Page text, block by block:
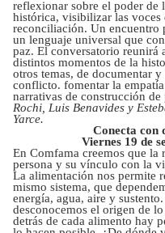
reflexionar sobre el poder de
histórica, visibilizar las
reconciliación. Un encuentro
un lenguaje universal que
paz. El conversatorio reunirá
distintos momentos de la
otros temas, de documentar
conflicto. fomentar la
narrativas de construcción de
Rochi, Luis Benavides y
Yarce.
Conecta con
Viernes 19 de
En Comfama creemos que la
persona y su vínculo con la
La alimentación nos permite
mismo sistema, que
energía, agua, aire y
desconocemos el origen de
detrás de cada alimento hay